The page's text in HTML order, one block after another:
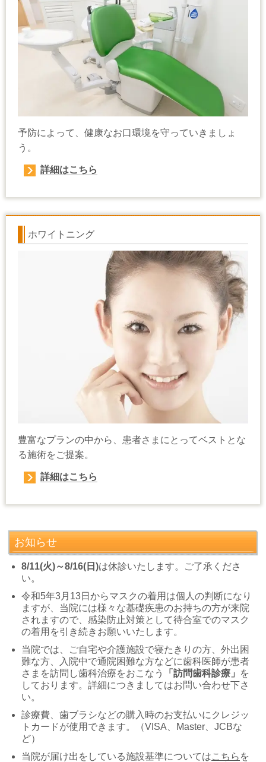
予防によって、健康なお口環境を守っていきましょ
う。
詳細はこちら
ホワイトニング
豊富なプランの中から、患者さまにとってベストとな
る施術をご提案。
詳細はこちら
お知らせ
8/11(火)～8/16(日)は休診いたします。ご了承くださ
い。
令和5年3月13日からマスクの着用は個人の判断になり
ますが、当院には様々な基礎疾患のお持ちの方が来院
されますので、感染防止対策として待合室でのマスク
の着用を引き続きお願いいたします。
当院では、ご自宅や介護施設で寝たきりの方、外出困
難な方、入院中で通院困難な方などに歯科医師が患者
さまを訪問し歯科治療をおこなう
「訪問歯科診療」
を
しております。詳細につきましてはお問い合わせ下さ
い。
診療費、歯ブラシなどの購入時のお支払いにクレジッ
トカードが使用できます。（VISA、Master、JCBな
ど）
当院が届け出をしている施設基準についてはこちら を